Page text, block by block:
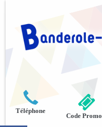

Téléphone
Code Promo